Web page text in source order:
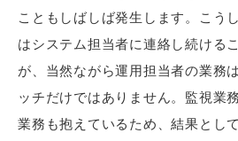
こともしばしば発生します。こう
はシステム担当者に連絡し続ける
が、当然ながら運用担当者の業務
ッチだけではありません。監視業
業務も抱えているため、結果とし